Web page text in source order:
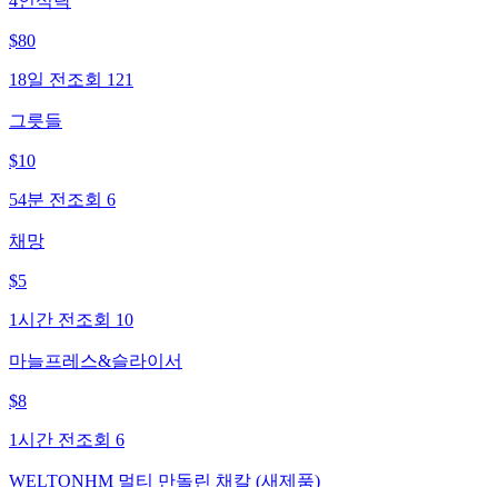
$80
18일 전 조회 121
그릇들
$10
54분 전 조회 6
채망
$5
1시간 전 조회 10
마늘프레스&슬라이서
$8
1시간 전 조회 6
WELTONHM 멀티 만돌린 채칼 (새제품)